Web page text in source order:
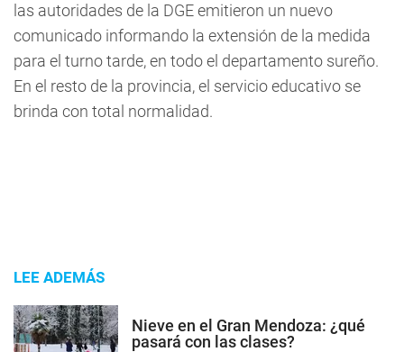
las autoridades de la DGE emitieron un nuevo
comunicado informando la extensión de la medida
para el turno tarde, en todo el departamento sureño.
En el resto de la provincia, el servicio educativo se
brinda con total normalidad.
LEE ADEMÁS
Nieve en el Gran Mendoza: ¿qué
pasará con las clases?